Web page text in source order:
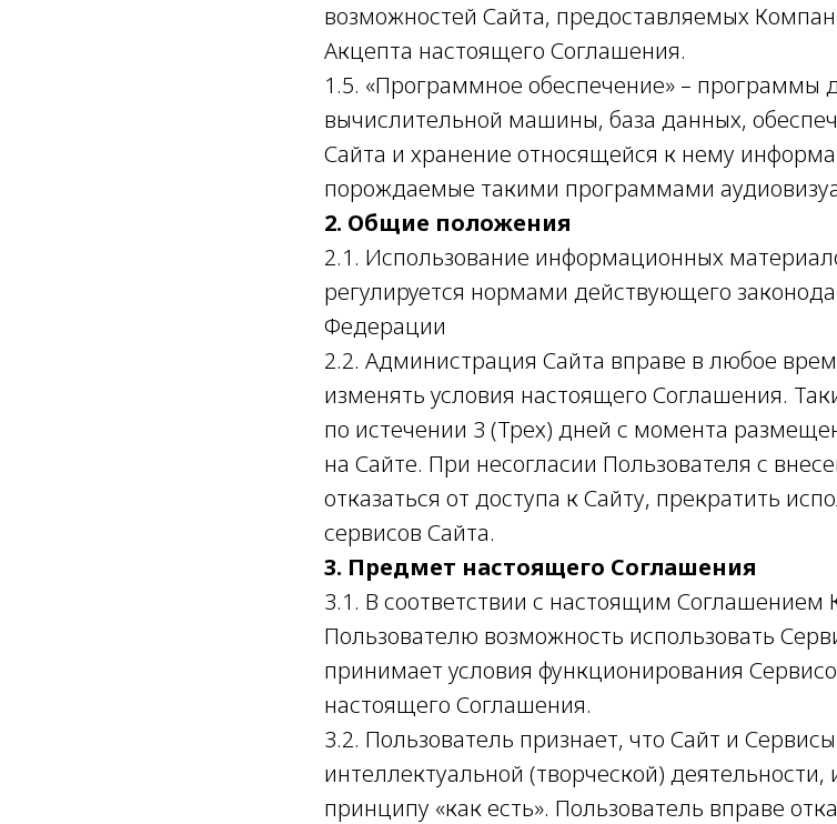
возможностей Сайта, предоставляемых
Акцепта настоящего Соглашения.
1.5. «Программное обеспечение» – программы
вычислительной машины, база данных,
Сайта и хранение относящейся к нему
порождаемые такими программами
2. Общие положения
2.1. Использование информационных
регулируется нормами действующего
Федерации
2.2. Администрация Сайта вправе в любое
изменять условия настоящего Соглашения.
по истечении 3 (Трех) дней с момента
на Сайте. При несогласии Пользователя с
отказаться от доступа к Сайту, прекратить
сервисов Сайта.
3. Предмет настоящего Соглашения
3.1. В соответствии с настоящим Соглашением
Пользователю возможность использовать
принимает условия функционирования
настоящего Соглашения.
3.2. Пользователь признает, что Сайт и
интеллектуальной (творческой)
принципу «как есть». Пользователь вправе